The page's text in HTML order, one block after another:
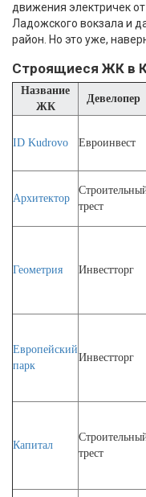
движения электричек
Ладожского вокзала и
район. Но это уже,
Строящиеся ЖК в
Название
ЖК
Девелопер
ID Kudrovo Евроинвест
Архитектор
трест
Геометрия Инвестторг
Европейский
парк
Инвестторг
Капитал
трест